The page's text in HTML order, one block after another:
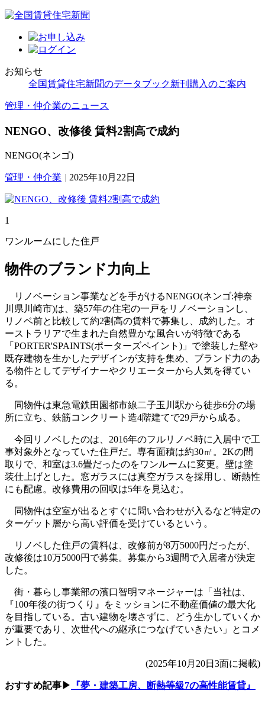
お知らせ
全国賃貸住宅新聞のデータブック新刊購入のご案内
管理・仲介業のニュース
NENGO、改修後 賃料2割高で成約
NENGO(ネンゴ)
管理・仲介業 | 2025年10月22日
1
ワンルームにした住戸
物件のブランド力向上
リノベーション事業などを手がけるNENGO(ネンゴ:神奈
川県川崎市)は、築57年の住宅の一戸をリノベーションし、
リノベ前と比較して約2割高の賃料で募集し、成約した。オ
ーストラリアで生まれた自然豊かな風合いが特徴である
「PORTER'SPAINTS(ポーターズペイント)」で塗装した壁や
既存建物を生かしたデザインが支持を集め、ブランド力のあ
る物件としてデザイナーやクリエーターから人気を得てい
る。
同物件は東急電鉄田園都市線二子玉川駅から徒歩6分の場
所に立ち、鉄筋コンクリート造4階建てで29戸から成る。
今回リノベしたのは、2016年のフルリノベ時に入居中で工
事対象外となっていた住戸だ。専有面積は約30㎡。2Kの間
取りで、和室は3.6畳だったのをワンルームに変更。壁は塗
装仕上げとした。窓ガラスには真空ガラスを採用し、断熱性
にも配慮。改修費用の回収は5年を見込む。
同物件は空室が出るとすぐに問い合わせが入るなど特定の
ターゲット層から高い評価を受けているという。
リノベした住戸の賃料は、改修前が8万5000円だったが、
改修後は10万5000円で募集。募集から3週間で入居者が決定
した。
街・暮らし事業部の濱口智明マネージャーは「当社は、
『100年後の街つくり』をミッションに不動産価値の最大化
を目指している。古い建物を壊さずに、どう生かしていくか
が重要であり、次世代への継承につなげていきたい」とコメ
ントした。
(2025年10月20日3面に掲載)
おすすめ記事▶ 『夢・建築工房、断熱等級7の高性能賃貸』